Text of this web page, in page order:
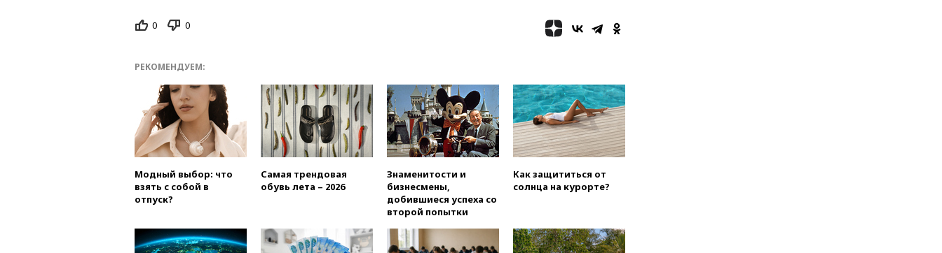
Трамп заявил о
необходимости пополнения
признать «Яблоко»
нежелательной организацией
вчера, 23:15В Смоленске
ребенок и женщина погибли
при падении деревьев во
время урагана
вчера, 22:55 В Москве в
пятницу ожидаются ливни
продлил контракт с «Реалом»
до 2032 года
0 0
РЕКОМЕНДУЕМ:
Модный выбор: что
взять с собой в
отпуск?
Самая трендовая
обувь лета – 2026
Знаменитости и
бизнесмены,
добившиеся успеха со
второй попытки
Как защититься от
солнца на курорте?